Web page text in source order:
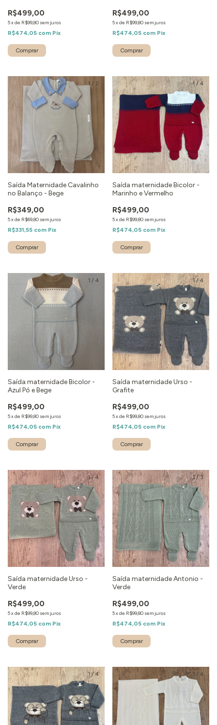
R$499,00
5xde R$99,80 sem juros
R$474,05 com Pix
Comprar
R$499,00
5xde R$99,80 sem juros
R$474,05 com Pix
Comprar
1 / 2
Saída Maternidade Cavalinho
no Balanço - Bege
R$349,00
5xde R$69,80 sem juros
R$331,55 com Pix
Comprar
1 / 4
Saída maternidade Bicolor -
Marinho e Vermelho
R$499,00
5xde R$99,80 sem juros
R$474,05 com Pix
Comprar
1 / 4
Saída maternidade Bicolor -
Azul Pó e Bege
R$499,00
5xde R$99,80 sem juros
R$474,05 com Pix
Comprar
1/4
Saída maternidade Urso -
Grafite
R$499,00
5xde R$99,80 sem juros
R$474,05 com Pix
Comprar
1/ 4
Saída maternidade Urso -
Verde
R$499,00
5xde R$99,80 sem juros
R$474,05 com Pix
Comprar
1/3
Saída maternidade Antonio -
Verde
R$499,00
5xde R$99,80 sem juros
R$474,05 com Pix
Comprar
1/4 1 / 4